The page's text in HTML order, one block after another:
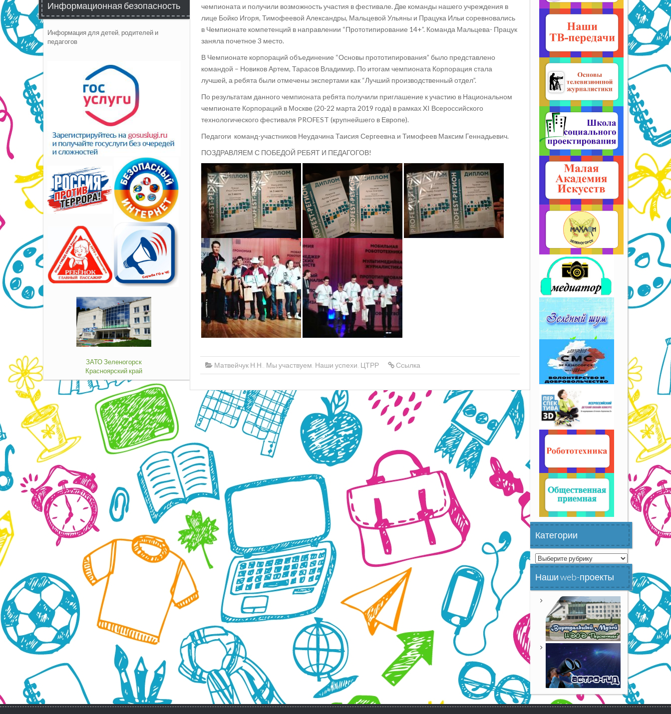
Информационная безопасность
Информация для детей, родителей и
педагогов
ЗАТО Зеленогорск
Красноярский край
чемпионата и получили возможность участия в фестивале. Две команды нашего учреждения в
лице Бойко Игоря, Тимофеевой Александры, Мальцевой Ульяны и Працука Ильи соревновались
в Чемпионате компетенций в направлении “Прототипирование 14+”. Команда Мальцева- Працук
заняла почетное 3 место.
В Чемпионате корпораций объединение “Основы прототипирования” было представлено
командой – Новиков Артем, Тарасов Владимир. По итогам чемпионата Корпорация стала
лучшей, а ребята были отмечены экспертами как “Лучший производственный отдел”.
По результатам данного чемпионата ребята получили приглашение к участию в Национальном
чемпионате Корпораций в Москве (20-22 марта 2019 года) в рамках XI Всероссийского
технологического фестиваля PROFEST (крупнейшего в Европе).
Педагоги команд-участников Неудачина Таисия Сергеевна и Тимофеев Максим Геннадьевич.
ПОЗДРАВЛЯЕМ С ПОБЕДОЙ РЕБЯТ И ПЕДАГОГОВ!
Матвейчук Н.Н. Мы участвуем Наши успехи ЦТРР Ссылка
Категории
Категории
Наши web-проекты